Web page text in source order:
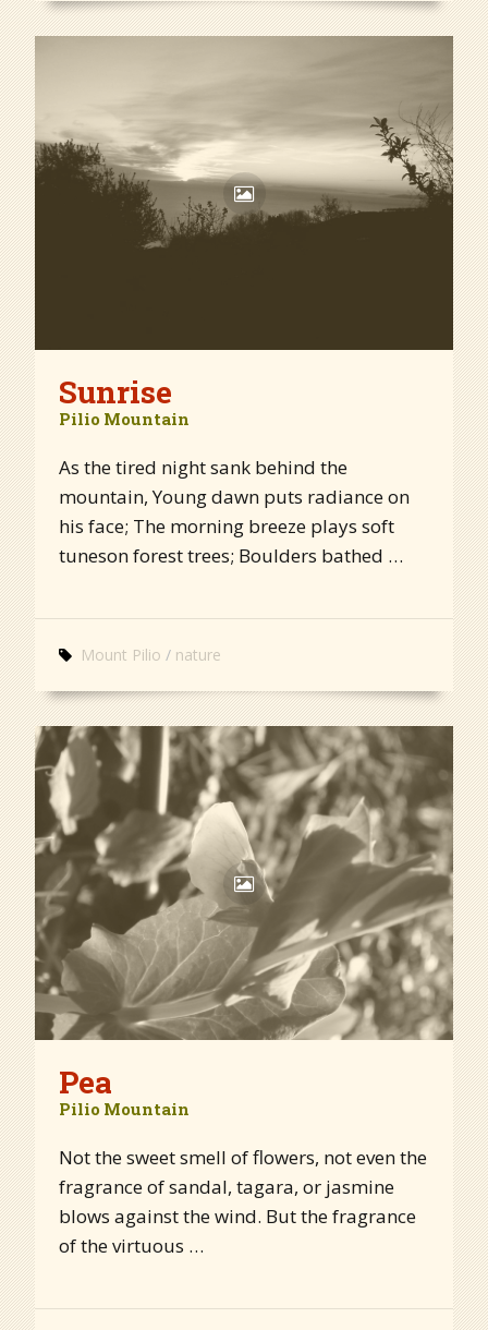
Sunrise
Pilio Mountain
As the tired night sank behind the
mountain, Young dawn puts radiance on
his face; The morning breeze plays soft
tuneson forest trees; Boulders bathed …
Mount Pilio nature
Pea
Pilio Mountain
Not the sweet smell of flowers, not even the
fragrance of sandal, tagara, or jasmine
blows against the wind. But the fragrance
of the virtuous …